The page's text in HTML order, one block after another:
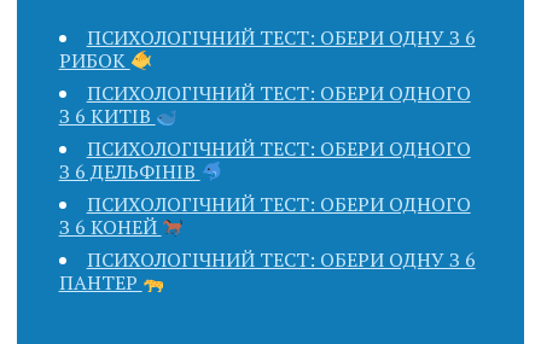
ПСИХОЛОГІЧНИЙ ТЕСТ: ОБЕРИ ОДНУ З 6
РИБОК
ПСИХОЛОГІЧНИЙ ТЕСТ: ОБЕРИ ОДНОГО
З 6 КИТІВ
ПСИХОЛОГІЧНИЙ ТЕСТ: ОБЕРИ ОДНОГО
З 6 ДЕЛЬФІНІВ
ПСИХОЛОГІЧНИЙ ТЕСТ: ОБЕРИ ОДНОГО
З 6 КОНЕЙ
ПСИХОЛОГІЧНИЙ ТЕСТ: ОБЕРИ ОДНУ З 6
ПАНТЕР